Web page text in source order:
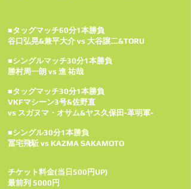
■タッグマッチ60分1本勝負
谷口弘晃&兼平大介 vs 大谷譲二&TORU
■シングルマッチ30分1本勝負
勝村周一朗 vs 進 祐哉
■タッグマッチ30分1本勝負
VKFマシーン3号&佐野直
vs スガヌマ・オサム&ヤス久保田-革明軍-
■シングル30分1本勝負
冨宅飛駈 vs KAZMA SAKAMOTO
チケット料金(当日500円UP)
最前列 5000円